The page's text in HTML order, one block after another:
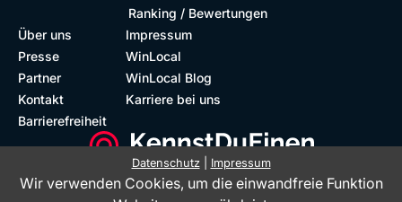
Ranking / Bewertungen
Über uns
Presse
Partner
Kontakt
Barrierefreiheit
Impressum
WinLocal
WinLocal Blog
Karriere bei uns
Datenschutz| Impressum
Wir verwenden Cookies, um die einwandfreie Funktion